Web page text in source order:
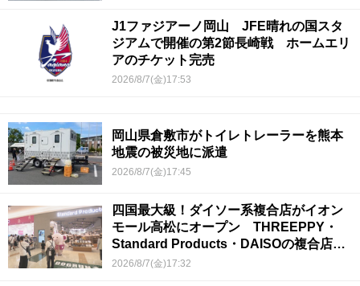
J1ファジアーノ岡山 JFE晴れの国スタ
ジアムで開催の第2節長崎戦 ホームエリ
アのチケット完売
2026/8/7(金)17:53
岡山県倉敷市がトイレトレーラーを熊本
地震の被災地に派遣
2026/8/7(金)17:45
四国最大級！ダイソー系複合店がイオン
モール高松にオープン THREEPPY・
Standard Products・DAISOの複合店は
香川県初
2026/8/7(金)17:32